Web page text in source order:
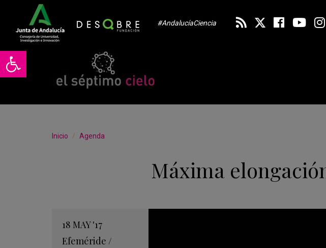
Abrir barra de herramientas
#AndalucíaCiencia
Inicio Agenda
Máxima
18 MAY'17
Efeméride /